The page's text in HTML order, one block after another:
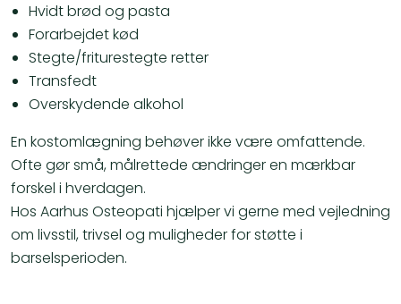
Hvidt brød og pasta
Forarbejdet kød
Stegte/friturestegte retter
Transfedt
Overskydende alkohol
En kostomlægning behøver ikke være omfattende.
Ofte gør små, målrettede ændringer en mærkbar
forskel i hverdagen.
Hos Aarhus Osteopati hjælper vi gerne med vejledning
om livsstil, trivsel og muligheder for støtte i
barselsperioden.